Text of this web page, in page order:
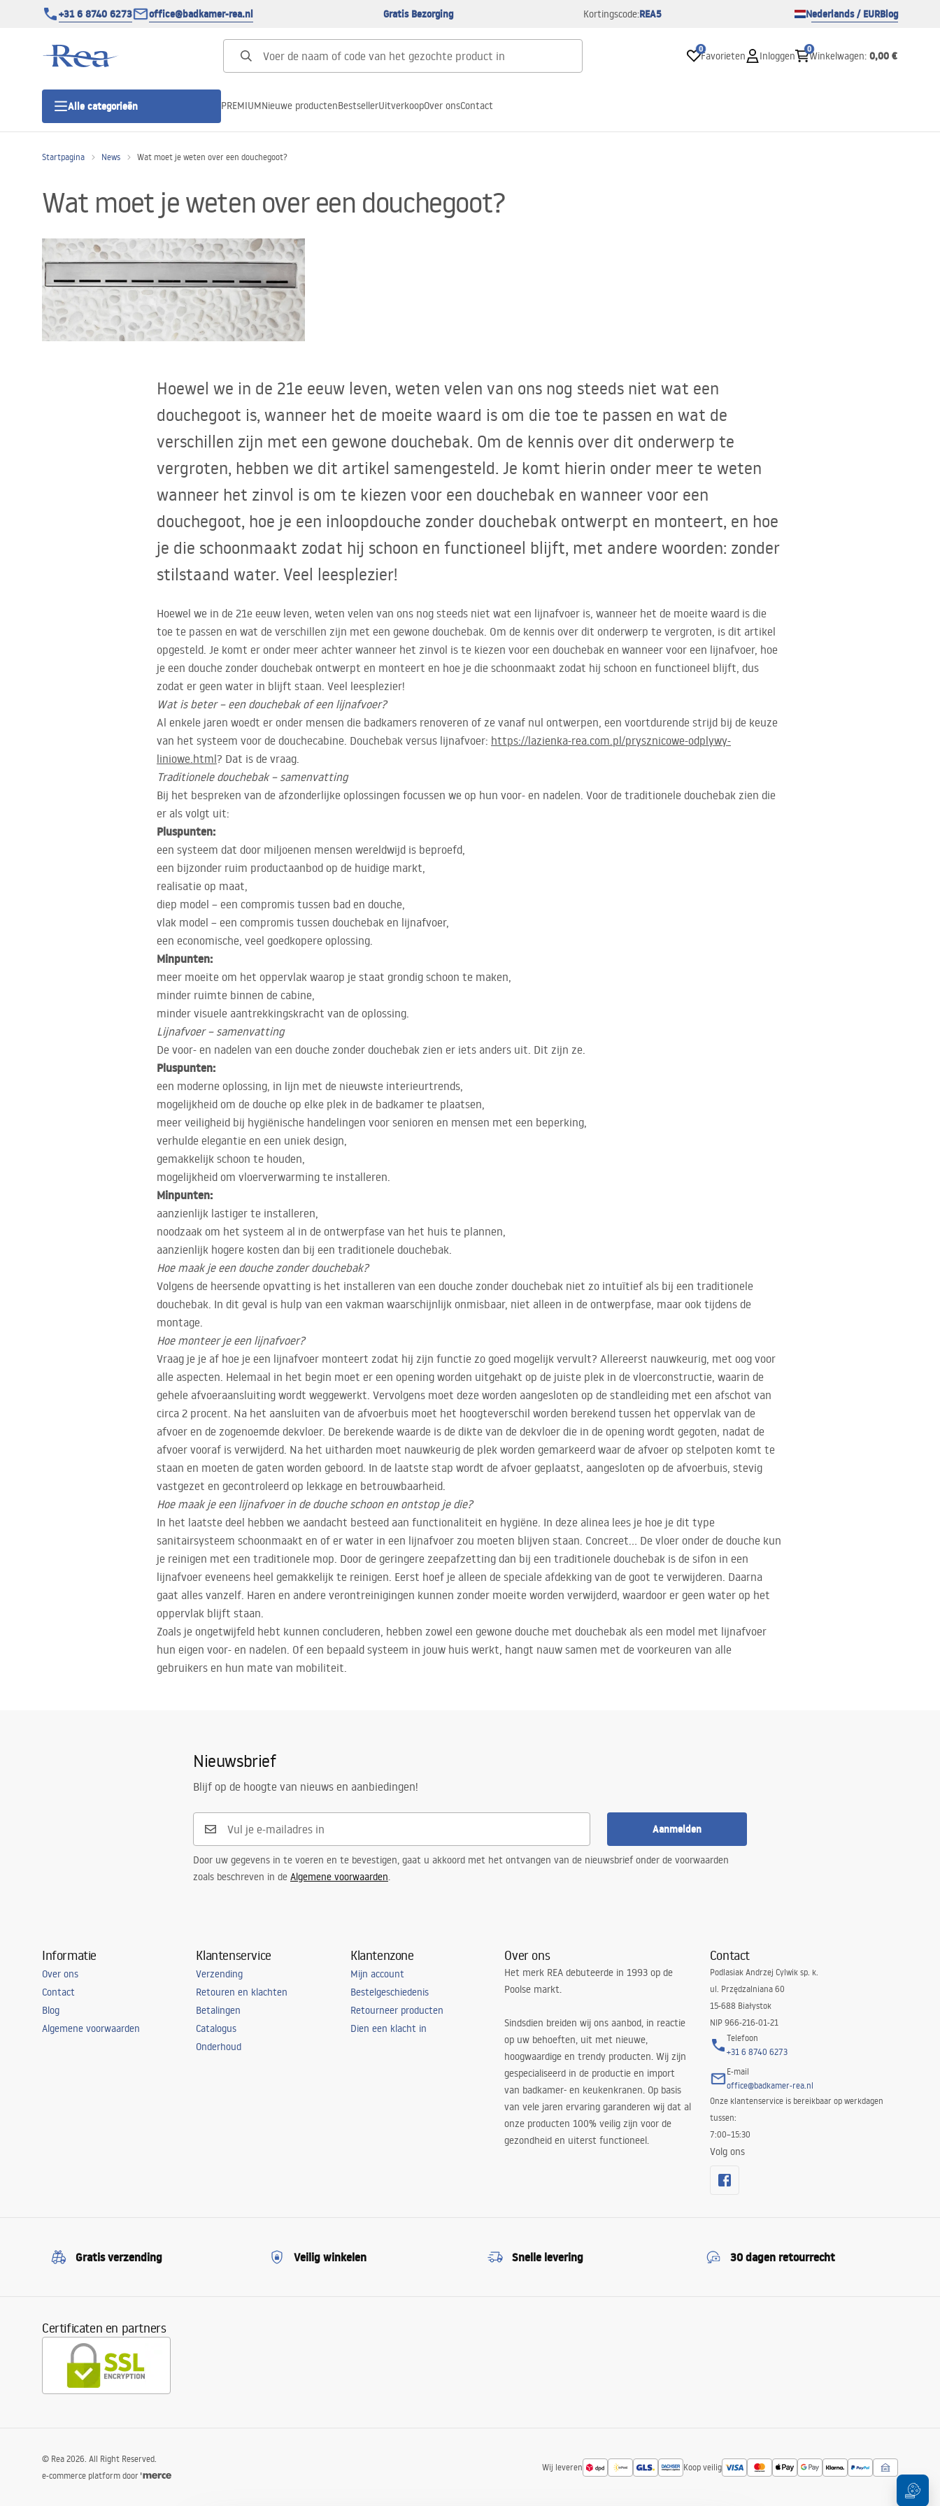
+31 6 8740 6273 office@badkamer-rea.nl Gratis Bezorging Kortingscode:REA5 Nederlands / EURBlog
0
Favorieten Inloggen
0
Winkelwagen: 0,00 €
Alle categorieën
Douchedeur
Douchebakken
Lineaire Douchegoten
Toiletten
Baden en badwanden
Badkameraccessoires
PREMIUMNieuwe productenBestsellerUitverkoopOver onsContact
Startpagina News Wat moet je weten over een douchegoot?
Wat moet je weten over een douchegoot?
Hoewel we in de 21e eeuw leven, weten velen van ons nog steeds niet wat een
douchegoot is, wanneer het de moeite waard is om die toe te passen en wat de
verschillen zijn met een gewone douchebak. Om de kennis over dit onderwerp te
vergroten, hebben we dit artikel samengesteld. Je komt hierin onder meer te weten
wanneer het zinvol is om te kiezen voor een douchebak en wanneer voor een
douchegoot, hoe je een inloopdouche zonder douchebak ontwerpt en monteert, en hoe
je die schoonmaakt zodat hij schoon en functioneel blijft, met andere woorden: zonder
stilstaand water. Veel leesplezier!
Hoewel we in de 21e eeuw leven, weten velen van ons nog steeds niet wat een lijnafvoer is, wanneer het de moeite waard is die
toe te passen en wat de verschillen zijn met een gewone douchebak. Om de kennis over dit onderwerp te vergroten, is dit artikel
opgesteld. Je komt er onder meer achter wanneer het zinvol is te kiezen voor een douchebak en wanneer voor een lijnafvoer, hoe
je een douche zonder douchebak ontwerpt en monteert en hoe je die schoonmaakt zodat hij schoon en functioneel blijft, dus
zodat er geen water in blijft staan. Veel leesplezier!
Wat is beter – een douchebak of een lijnafvoer?
Al enkele jaren woedt er onder mensen die badkamers renoveren of ze vanaf nul ontwerpen, een voortdurende strijd bij de keuze
van het systeem voor de douchecabine. Douchebak versus lijnafvoer: https://lazienka-rea.com.pl/prysznicowe-odplywy-
liniowe.html? Dat is de vraag.
Traditionele douchebak – samenvatting
Bij het bespreken van de afzonderlijke oplossingen focussen we op hun voor- en nadelen. Voor de traditionele douchebak zien die
er als volgt uit:
Pluspunten:
een systeem dat door miljoenen mensen wereldwijd is beproefd,
een bijzonder ruim productaanbod op de huidige markt,
realisatie op maat,
diep model – een compromis tussen bad en douche,
vlak model – een compromis tussen douchebak en lijnafvoer,
een economische, veel goedkopere oplossing.
Minpunten:
meer moeite om het oppervlak waarop je staat grondig schoon te maken,
minder ruimte binnen de cabine,
minder visuele aantrekkingskracht van de oplossing.
Lijnafvoer – samenvatting
De voor- en nadelen van een douche zonder douchebak zien er iets anders uit. Dit zijn ze.
Pluspunten:
een moderne oplossing, in lijn met de nieuwste interieurtrends,
mogelijkheid om de douche op elke plek in de badkamer te plaatsen,
meer veiligheid bij hygiënische handelingen voor senioren en mensen met een beperking,
verhulde elegantie en een uniek design,
gemakkelijk schoon te houden,
mogelijkheid om vloerverwarming te installeren.
Minpunten:
aanzienlijk lastiger te installeren,
noodzaak om het systeem al in de ontwerpfase van het huis te plannen,
aanzienlijk hogere kosten dan bij een traditionele douchebak.
Hoe maak je een douche zonder douchebak?
Volgens de heersende opvatting is het installeren van een douche zonder douchebak niet zo intuïtief als bij een traditionele
douchebak. In dit geval is hulp van een vakman waarschijnlijk onmisbaar, niet alleen in de ontwerpfase, maar ook tijdens de
montage.
Hoe monteer je een lijnafvoer?
Vraag je je af hoe je een lijnafvoer monteert zodat hij zijn functie zo goed mogelijk vervult? Allereerst nauwkeurig, met oog voor
alle aspecten. Helemaal in het begin moet er een opening worden uitgehakt op de juiste plek in de vloerconstructie, waarin de
gehele afvoeraansluiting wordt weggewerkt. Vervolgens moet deze worden aangesloten op de standleiding met een afschot van
circa 2 procent. Na het aansluiten van de afvoerbuis moet het hoogteverschil worden berekend tussen het oppervlak van de
afvoer en de zogenoemde dekvloer. De berekende waarde is de dikte van de dekvloer die in de opening wordt gegoten, nadat de
afvoer vooraf is verwijderd. Na het uitharden moet nauwkeurig de plek worden gemarkeerd waar de afvoer op stelpoten komt te
staan en moeten de gaten worden geboord. In de laatste stap wordt de afvoer geplaatst, aangesloten op de afvoerbuis, stevig
vastgezet en gecontroleerd op lekkage en betrouwbaarheid.
Hoe maak je een lijnafvoer in de douche schoon en ontstop je die?
In het laatste deel hebben we aandacht besteed aan functionaliteit en hygiëne. In deze alinea lees je hoe je dit type
sanitairsysteem schoonmaakt en of er water in een lijnafvoer zou moeten blijven staan. Concreet… De vloer onder de douche kun
je reinigen met een traditionele mop. Door de geringere zeepafzetting dan bij een traditionele douchebak is de sifon in een
lijnafvoer eveneens heel gemakkelijk te reinigen. Eerst hoef je alleen de speciale afdekking van de goot te verwijderen. Daarna
gaat alles vanzelf. Haren en andere verontreinigingen kunnen zonder moeite worden verwijderd, waardoor er geen water op het
oppervlak blijft staan.
Zoals je ongetwijfeld hebt kunnen concluderen, hebben zowel een gewone douche met douchebak als een model met lijnafvoer
hun eigen voor- en nadelen. Of een bepaald systeem in jouw huis werkt, hangt nauw samen met de voorkeuren van alle
gebruikers en hun mate van mobiliteit.
Nieuwsbrief
Blijf op de hoogte van nieuws en aanbiedingen!
Aanmelden
Door uw gegevens in te voeren en te bevestigen, gaat u akkoord met het ontvangen van de nieuwsbrief onder de voorwaarden
zoals beschreven in de Algemene voorwaarden.
Informatie
Over ons
Contact
Blog
Algemene voorwaarden
Klantenservice
Verzending
Retouren en klachten
Betalingen
Catalogus
Onderhoud
Klantenzone
Mijn account
Bestelgeschiedenis
Retourneer producten
Dien een klacht in
Over ons
Het merk REA debuteerde in 1993 op de
Poolse markt.
Sindsdien breiden wij ons aanbod, in reactie
op uw behoeften, uit met nieuwe,
hoogwaardige en trendy producten. Wij zijn
gespecialiseerd in de productie en import
van badkamer- en keukenkranen. Op basis
van vele jaren ervaring garanderen wij dat al
onze producten 100% veilig zijn voor de
gezondheid en uiterst functioneel.
Contact
Podlasiak Andrzej Cylwik sp. k.
ul. Przędzalniana 60
15-688 Białystok
NIP 966-216-01-21
Telefoon
+31 6 8740 6273
E-mail
office@badkamer-rea.nl
Onze klantenservice is bereikbaar op werkdagen
tussen:
7:00–15:30
Volg ons
Gratis verzending Veilig winkelen Snelle levering 30 dagen retourrecht
Certificaten en partners
Wij leveren Koop veilig
© Rea 2026. All Right Reserved.
e-commerce platform door